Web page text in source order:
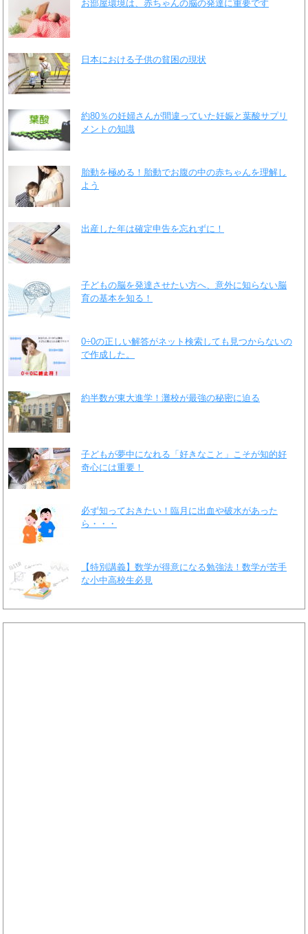
お部屋環境は、赤ちゃんの脳の発達に重要です
日本における子供の貧困の現状
約80％の妊婦さんが間違っていた妊娠と葉酸サプリ
メントの知識
胎動を極める！胎動でお腹の中の赤ちゃんを理解し
よう
出産した年は確定申告を忘れずに！
子どもの脳を発達させたい方へ、意外に知らない脳
育の基本を知る！
0÷0の正しい解答がネット検索しても見つからないの
で作成した。
約半数が東大進学！灘校が最強の秘密に迫る
子どもが夢中になれる「好きなこと」こそが知的好
奇心には重要！
必ず知っておきたい！臨月に出血や破水があった
ら・・・
【特別講義】数学が得意になる勉強法！数学が苦手
な小中高校生必見